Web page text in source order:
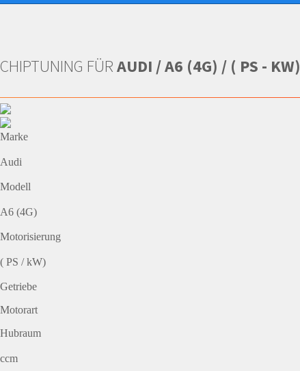
CHIPTUNING FÜRAUDI / A6 (4G) / ( PS - KW)
Marke
Audi
Modell
A6 (4G)
Motorisierung
( PS / kW)
Getriebe
Motorart
Hubraum
ccm